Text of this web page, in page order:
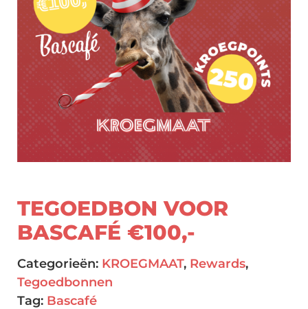
TEGOEDBON VOOR
BASCAFÉ €100,-
Categorieën: KROEGMAAT, Rewards,
Tegoedbonnen
Tag: Bascafé